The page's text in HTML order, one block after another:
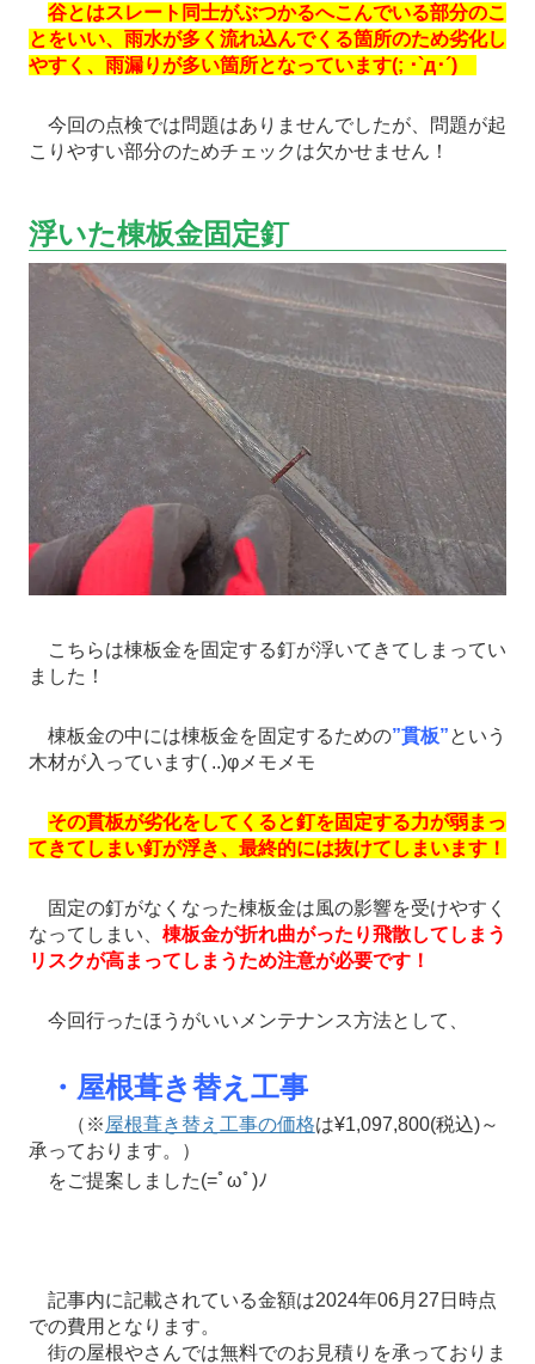
谷とはスレート同士がぶつかるへこんでいる部分のこ
とをいい、雨水が多く流れ込んでくる箇所のため劣化し
やすく、雨漏りが多い箇所となっています(; ･`д･´)
今回の点検では問題はありませんでしたが、問題が起
こりやすい部分のためチェックは欠かせません！
浮いた棟板金固定釘
こちらは棟板金を固定する釘が浮いてきてしまってい
ました！
棟板金の中には棟板金を固定するための”貫板”という
木材が入っています( ..)φメモメモ
その貫板が劣化をしてくると釘を固定する力が弱まっ
てきてしまい釘が浮き、最終的には抜けてしまいます！
固定の釘がなくなった棟板金は風の影響を受けやすく
なってしまい、 棟板金が折れ曲がったり飛散してしまう
リスクが高まってしまうため注意が必要です！
今回行ったほうがいいメンテナンス方法として、
・屋根葺き替え工事
（※ 屋根葺き替え工事の価格は¥1,097,800(税込)～
承っております。）
をご提案しました(=ﾟωﾟ)ﾉ
記事内に記載されている金額は2024年06月27日時点
での費用となります。
街の屋根やさんでは無料でのお見積りを承っておりま